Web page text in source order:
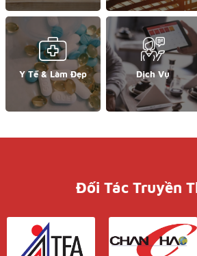
Y Tế & Làm Đẹp Dịch Vụ
Đối Tác Truyền